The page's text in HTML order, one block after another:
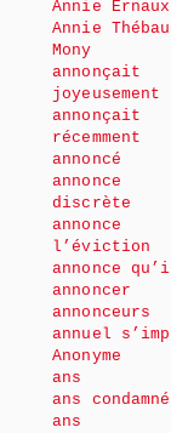
Annie Ernaux
Annie
Mony
annonçait
joyeusement
annonçait
récemment
annoncé
annonce
discrète
annonce
l’éviction
annonce
annoncer
annonceurs
annuel
Anonyme
ans
ans
ans